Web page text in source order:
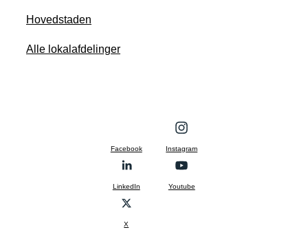
Hovedstaden
Alle lokalafdelinger
Facebook Instagram
LinkedIn Youtube
X